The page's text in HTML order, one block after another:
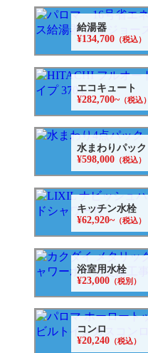
給湯器
¥134,700 （税込）
エコキュート
¥282,700~（税込）
水まわりパック
¥598,000 （税込）
キッチン水栓
¥62,920~（税込）
浴室用水栓
¥23,000 （税別）
コンロ
¥20,240 （税込）